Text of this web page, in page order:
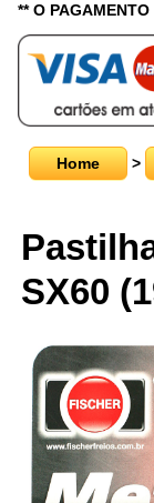
** O
Home >
SX60